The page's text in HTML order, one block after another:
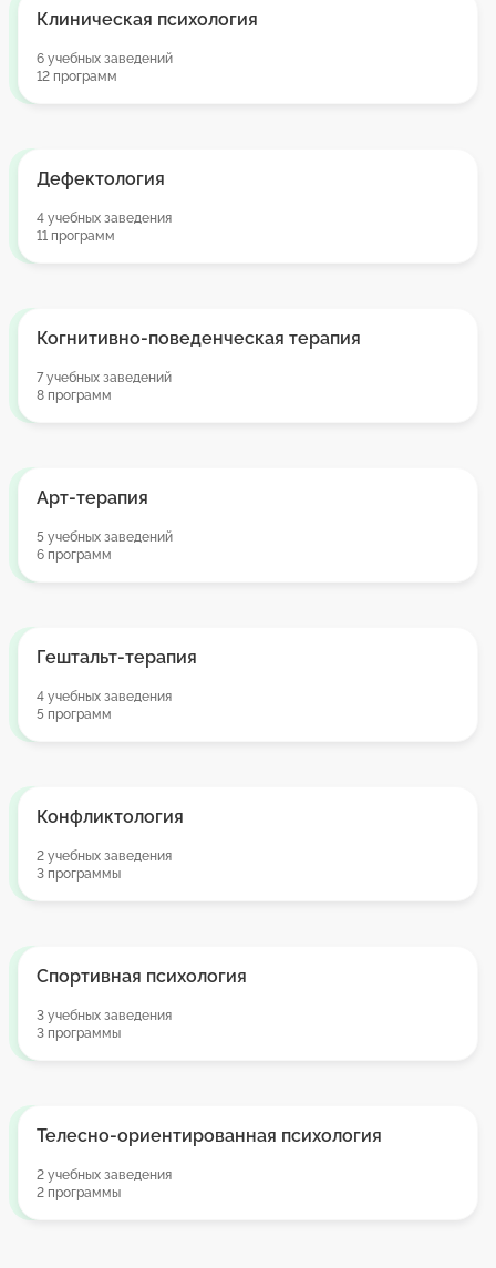
Клиническая психология
6 учебных заведений
12 программ
Дефектология
4 учебных заведения
11 программ
Когнитивно-поведенческая терапия
7 учебных заведений
8 программ
Арт-терапия
5 учебных заведений
6 программ
Гештальт-терапия
4 учебных заведения
5 программ
Конфликтология
2 учебных заведения
3 программы
Спортивная психология
3 учебных заведения
3 программы
Телесно-ориентированная психология
2 учебных заведения
2 программы